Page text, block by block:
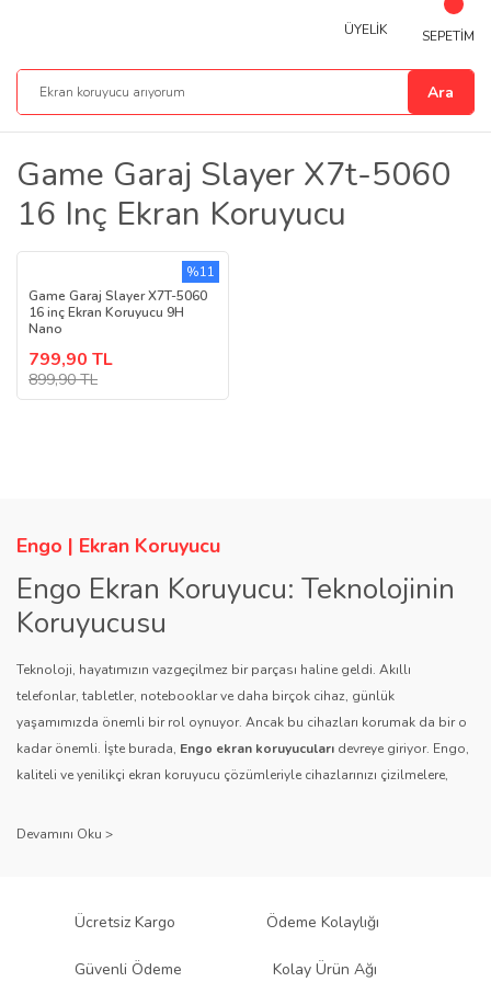
Ara
ÜYELİK SEPETİM
Game Garaj Slayer X7t-5060
16 Inç Ekran Koruyucu
Game Garaj Slayer X7T-5060
16 inç Ekran Koruyucu 9H
Nano
799,90 TL
899,90 TL
%11
Engo | Ekran Koruyucu
Engo Ekran Koruyucu: Teknolojinin
Koruyucusu
Teknoloji, hayatımızın vazgeçilmez bir parçası haline geldi. Akıllı
telefonlar, tabletler, notebooklar ve daha birçok cihaz, günlük
yaşamımızda önemli bir rol oynuyor. Ancak bu cihazları korumak da bir o
kadar önemli. İşte burada, Engo ekran koruyucuları devreye giriyor. Engo,
kaliteli ve yenilikçi ekran koruyucu çözümleriyle cihazlarınızı çizilmelere,
sağlıyor.
Engo ekran koruyucuları
, uzun yıllara dayanan tecrübesi ve teknolojiye
ürününü titiz bir kalite kontrol sürecinden geçirir. Kullanıcı dostu tasarımı
Ücretsiz Kargo Ödeme Kolaylığı
Güvenli Ödeme Kolay Ürün Ağı